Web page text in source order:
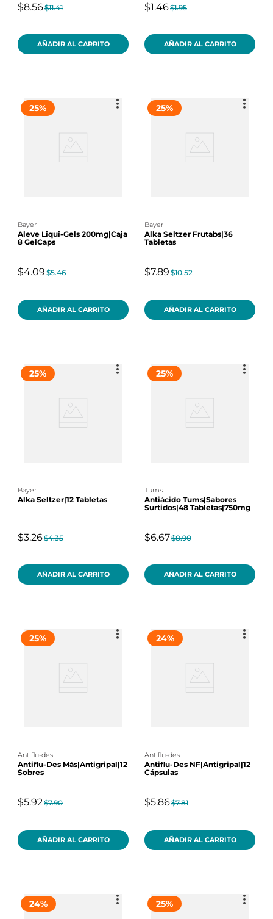
$8.56$11.41
AÑADIR AL CARRITO
$1.46$1.95
AÑADIR AL CARRITO
25%
bayer
Aleve Liqui-Gels 200mg|Caja
8 GelCaps
$4.09 $5.46
AÑADIR AL CARRITO
25%
bayer
Alka Seltzer Frutabs|36
Tabletas
$7.89 $10.52
AÑADIR AL CARRITO
25%
bayer
Alka Seltzer|12 Tabletas
$3.26$4.35
AÑADIR AL CARRITO
25%
tums
Antiácido Tums|Sabores
Surtidos|48 Tabletas|750mg
$6.67$8.90
AÑADIR AL CARRITO
25%
antiflu-des
Antiflu-Des Más|Antigripal|12
Sobres
$5.92$7.90
AÑADIR AL CARRITO
24%
antiflu-des
Antiflu-Des NF|Antigripal|12
Cápsulas
$5.86$7.81
AÑADIR AL CARRITO
24% 25%